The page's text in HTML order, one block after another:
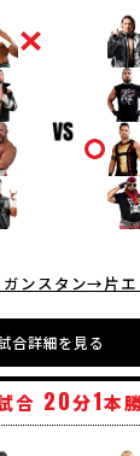
ガンスタン→片エ
合詳細を見る
合 20分1本